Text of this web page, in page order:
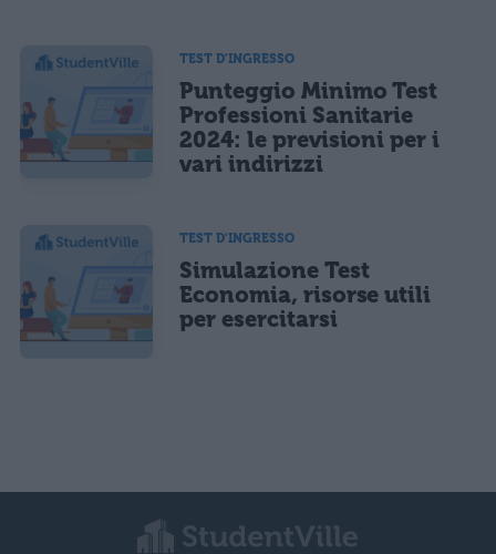
TEST D'INGRESSO
Punteggio Minimo Test
Professioni Sanitarie
2024: le previsioni per i
vari indirizzi
TEST D'INGRESSO
Simulazione Test
Economia, risorse utili
per esercitarsi